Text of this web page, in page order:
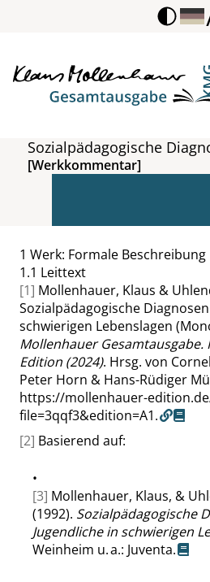
Sozialpädagogische
[Werkkommentar]
1 Werk: Formale Beschreibung
1.1 Leittext
[1] Mollenhauer, Klaus &
Sozialpädagogische
schwierigen Lebenslagen
Mollenhauer
Edition (2024). Hrsg. von
Peter Horn & Hans-Rüdiger
https://mollenhauer-
file=3qqf3&edition=A1.
[2] Basierend auf:
•
[3] Mollenhauer, Klaus, &
(1992). Sozialpädagogische
Jugendliche in schwierigen
Weinheim u. a.: Juventa.